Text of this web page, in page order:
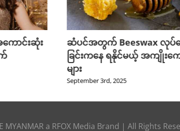
ောင်းဆုံး
ဆံပင်အတွက် Beeswax လုပ်ပ
ခြင်းကနေ ရနိုင်မယ့် အကျိုးကျ
များ
September 3rd, 2025
MYANMARa RFOX Media Brand | All Rights